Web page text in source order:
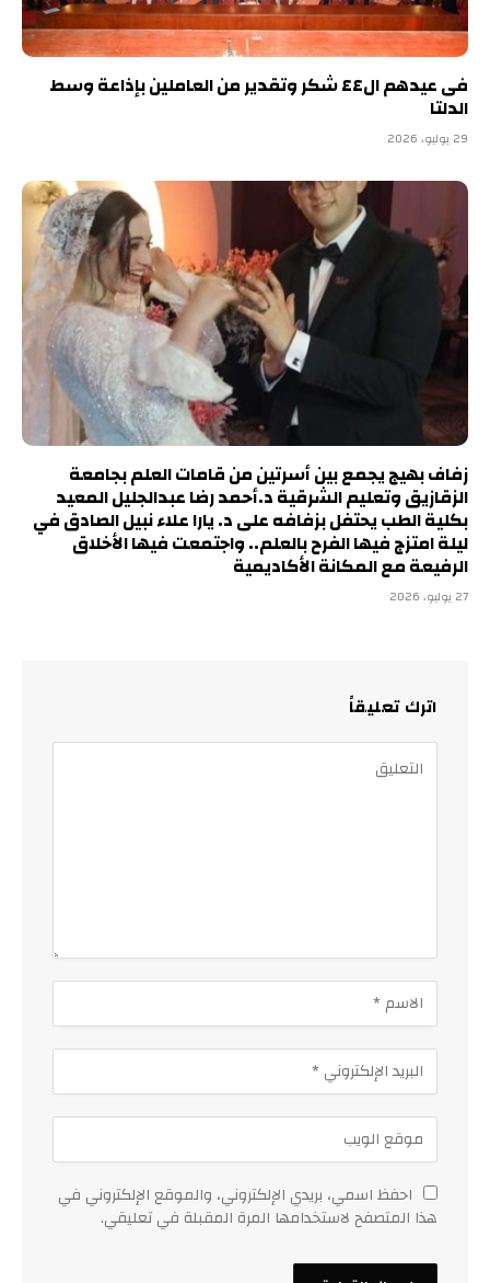
فى عيدهم ال٤٤ شكر وتقدير من العاملين بإذاعة وسط
الدلتا
29 يوليو، 2026
زفاف بهيج يجمع بين أسرتين من قامات العلم بجامعة
الزقازيق وتعليم الشرقية د.أحمد رضا عبدالجليل المعيد
بكلية الطب يحتفل بزفافه على د. يارا علاء نبيل الصادق في
ليلة امتزج فيها الفرح بالعلم.. واجتمعت فيها الأخلاق
الرفيعة مع المكانة الأكاديمية
27 يوليو، 2026
اترك تعليقاً
احفظ اسمي، بريدي الإلكتروني، والموقع الإلكتروني في
هذا المتصفح لاستخدامها المرة المقبلة في تعليقي.